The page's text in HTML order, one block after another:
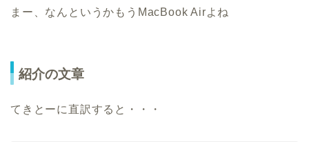
まー、なんというかもうMacBook Airよね
紹介の文章
てきとーに直訳すると・・・